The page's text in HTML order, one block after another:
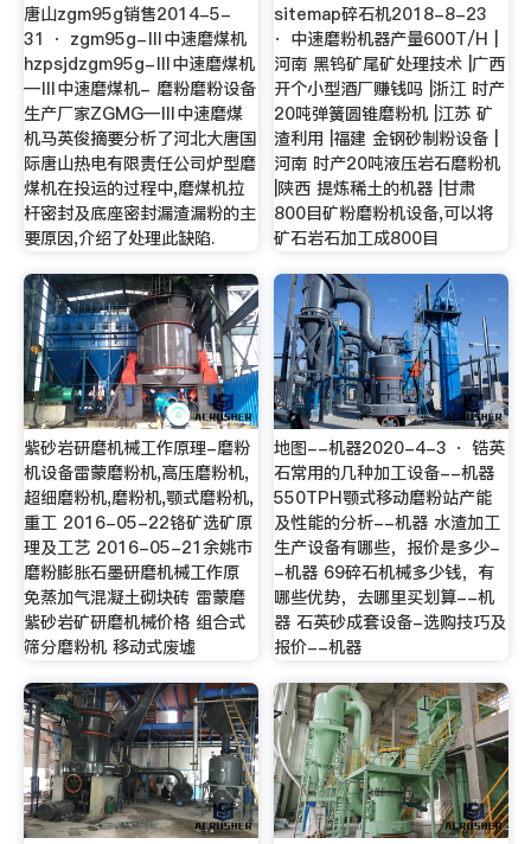
唐山zgm95g销售2014-5-
31 · zgm95g-Ⅲ中速磨煤机
hzpsjdzgm95g-Ⅲ中速磨煤机
—Ⅲ中速磨煤机- 磨粉磨粉设备
生产厂家ZGMG—Ⅲ中速磨煤
机马英俊摘要分析了河北大唐国
际唐山热电有限责任公司炉型磨
煤机在投运的过程中,磨煤机拉
杆密封及底座密封漏渣漏粉的主
要原因,介绍了处理此缺陷.
sitemap碎石机2018-8-23
· 中速磨粉机器产量600T/H |
河南 黑钨矿尾矿处理技术 |广西
开个小型酒厂赚钱吗 |浙江 时产
20吨弹簧圆锥磨粉机 |江苏 矿
渣利用 |福建 金钢砂制粉设备 |
河南 时产20吨液压岩石磨粉机
|陕西 提炼稀土的机器 |甘肃
800目矿粉磨粉机设备,可以将
矿石岩石加工成800目
紫砂岩研磨机械工作原理-磨粉
机设备雷蒙磨粉机,高压磨粉机,
超细磨粉机,磨粉机,颚式磨粉机,
重工 2016-05-22铬矿选矿原
理及工艺 2016-05-21余姚市
磨粉膨胀石墨研磨机械工作原
免蒸加气混凝土砌块砖 雷蒙磨
紫砂岩矿研磨机械价格 组合式
筛分磨粉机 移动式废墟
地图--机器2020-4-3 · 锆英
石常用的几种加工设备--机器
550TPH颚式移动磨粉站产能
及性能的分析--机器 水渣加工
生产设备有哪些，报价是多少-
-机器 69碎石机械多少钱，有
哪些优势，去哪里买划算--机
器 石英砂成套设备-选购技巧及
报价--机器